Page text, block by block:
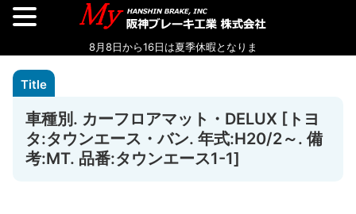
車種別. カーフロアマット・DELUX [トヨ
タ:タウンエース・バン. 年式:H20/2～. 備
考:MT. 品番:タウンエース1-1]